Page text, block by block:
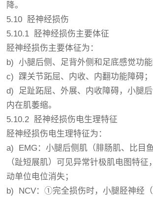
降。
5.10 胫神经损伤
5.10.1 胫神经损伤主要体征
胫神经损伤主要体征为：
b) 小腿后侧、足背外侧和足底感觉功能
c) 踝关节跖屈、内收、内翻功能障碍；
d) 足趾跖屈、外展、内收障碍，小腿
内在肌萎缩。
5.10.2 胫神经损伤电生理特征
胫神经损伤电生理特征为：
a) EMG：小腿后侧肌（腓肠肌、比目
（趾短展肌）可见异常针极肌电图特征
动单位电位消失；
b) NCV：①完全损伤时，小腿胫神经（